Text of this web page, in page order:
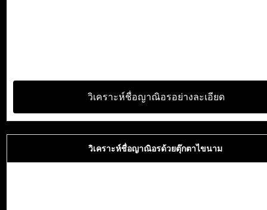
วิเคราะห์ชื่อญาณิอรอย่างละเอียด
วิเคราะห์ชื่อญาณิอรด้วยตุ๊กตาไขนาม